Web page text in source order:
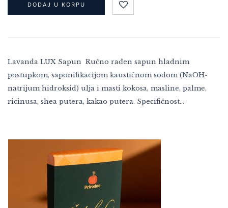
DODAJ U KORPU
Lavanda LUX Sapun Ručno rađen sapun hladnim
postupkom, saponifikacijom kaustičnom sodom (NaOH-
natrijum hidroksid) ulja i masti kokosa, masline, palme,
ricinusa, shea putera, kakao putera. Specifičnost…